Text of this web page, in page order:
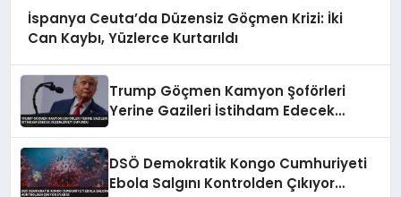
İspanya Ceuta’da Düzensiz Göçmen Krizi: İki
Can Kaybı, Yüzlerce Kurtarıldı
Trump Göçmen Kamyon Şoförleri
Yerine Gazileri İstihdam Edecek
DSÖ Demokratik Kongo Cumhuriyeti
Ebola Salgını Kontrolden Çıkıyor